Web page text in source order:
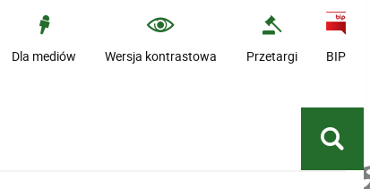
Dla mediów Wersja kontrastowa Przetargi BIP